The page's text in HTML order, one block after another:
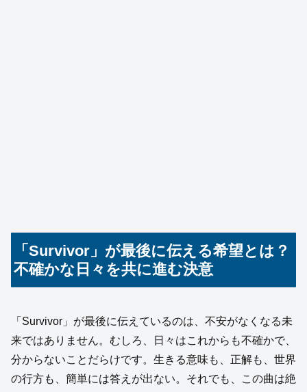
「Survivor」が最後に伝える希望とは？
不確かな日々を共に進む決意
「Survivor」が最後に伝えているのは、不安がなくなる未
来ではありません。むしろ、日々はこれからも不確かで、
分からないことだらけです。生きる意味も、正解も、世界
の行方も、簡単には答えが出ない。それでも、この曲は絶